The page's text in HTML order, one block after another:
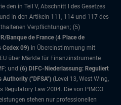
den in Teil V, Abschnitt I des Gesetzes
in den Artikeln 111, 114 und 117 des
Verpflichtungen; (5)
Banque de France (4 Place de
Cedex 09) in Übereinstimmung mit
über Märkte für Finanzinstrumente
und (6) DIFC-Niederlassung: Reguliert
Authority ("DFSA") (Level 13, West Wing,
Regulatory Law 2004. Die von PIMCO
stehen nur professionellen